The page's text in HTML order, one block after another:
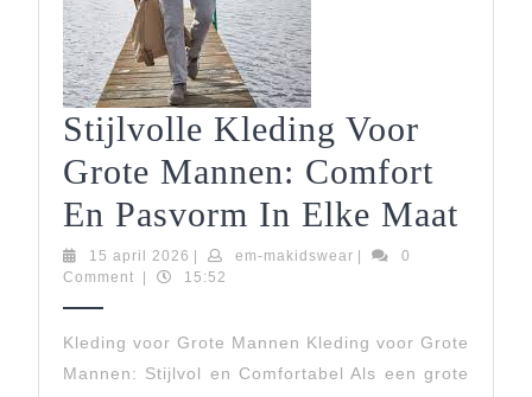
Stijlvolle Kleding Voor
Grote Mannen: Comfort
En Pasvorm In Elke Maat
15 april 2026 15
april
| em-makidswearem-
|
0
Comment
| 15:52
Kleding voor Grote Mannen Kleding voor Grote
Mannen: Stijlvol en Comfortabel Als een grote